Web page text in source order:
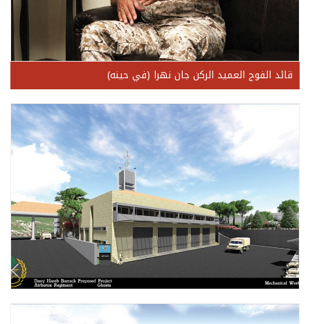
قائد الفوج العميد الركن جان نهرا (في حينه)